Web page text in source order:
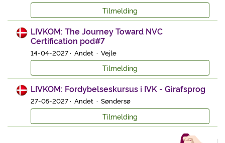
Tilmelding
LIVKOM: The Journey Toward NVC
Certification pod#7
14-04-2027 · Andet · Vejle
Tilmelding
LIVKOM: Fordybelseskursus i IVK - Girafsprog
27-05-2027 · Andet · Søndersø
Tilmelding